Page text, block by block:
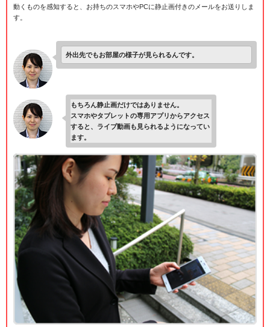
動くものを感知すると、お持ちのスマホやPCに静止画付きのメールをお送りしま
す。
外出先でもお部屋の様子が見られるんです。
もちろん静止画だけではありません。
スマホやタブレットの専用アプリからアクセス
すると、ライブ動画も見られるようになってい
ます。